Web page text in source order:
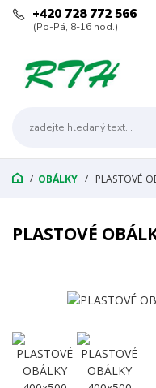
+420 728 772 566
(Po-Pá, 8-16 hod.)
OBÁLKY PLASTOVÉ
PLASTOVÉ